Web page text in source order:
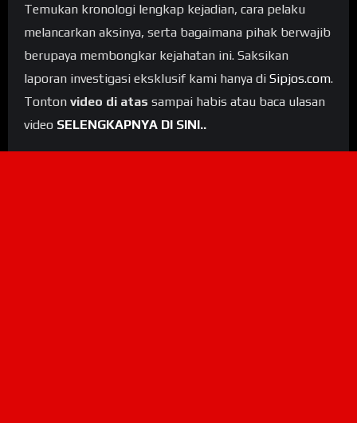
Temukan kronologi lengkap kejadian, cara pelaku
melancarkan aksinya, serta bagaimana pihak berwajib
berupaya membongkar kejahatan ini. Saksikan
laporan investigasi eksklusif kami hanya di Sipjos.com.
Tonton video di atas sampai habis atau baca ulasan
video SELENGKAPNYA DI SINI..